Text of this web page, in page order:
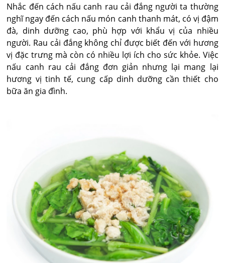
Nhắc đến cách nấu canh rau cải đắng người ta thường
nghĩ ngay đến cách nấu món canh thanh mát, có vị đậm
đà, dinh dưỡng cao, phù hợp với khẩu vị của nhiều
người. Rau cải đắng không chỉ được biết đến với hương
vị đặc trưng mà còn có nhiều lợi ích cho sức khỏe. Việc
nấu canh rau cải đắng đơn giản nhưng lại mang lại
hương vị tinh tế, cung cấp dinh dưỡng cần thiết cho
bữa ăn gia đình.